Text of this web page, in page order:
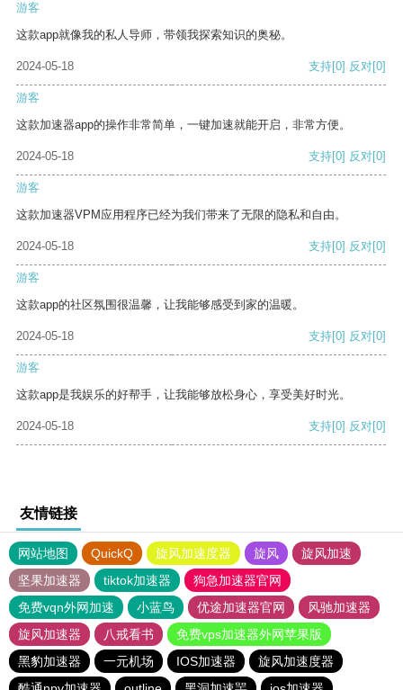
游客
这款app就像我的私人导师，带领我探索知识的奥秘。
2024-05-18 支持[0] 反对[0]
游客
这款加速器app的操作非常简单，一键加速就能开启，非常方便。
2024-05-18 支持[0] 反对[0]
游客
这款加速器VPM应用程序已经为我们带来了无限的隐私和自由。
2024-05-18 支持[0] 反对[0]
游客
这款app的社区氛围很温馨，让我能够感受到家的温暖。
2024-05-18 支持[0] 反对[0]
游客
这款app是我娱乐的好帮手，让我能够放松身心，享受美好时光。
2024-05-18 支持[0] 反对[0]
友情链接
网站地图 QuickQ 旋风加速度器 旋风
旋风加速
坚果加速器
tiktok加速器
狗急加速器官网
免费vqn外网加速
小蓝鸟 优途加速器官网
风驰加速器
旋风加速器
八戒看书
免费vps加速器外网苹果版
黑豹加速器
一元机场 IOS加速器
旋风加速度器